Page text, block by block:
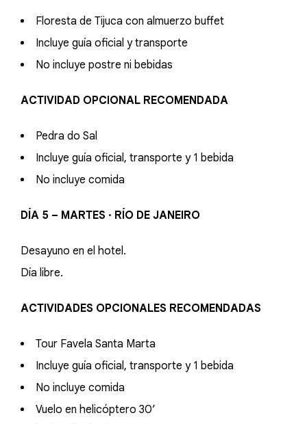
Floresta de Tijuca con almuerzo buffet
Incluye guía oficial y transporte
No incluye postre ni bebidas
ACTIVIDAD OPCIONAL RECOMENDADA
Pedra do Sal
Incluye guía oficial, transporte y 1 bebida
No incluye comida
DÍA 5 – MARTES · RÍO DE JANEIRO
Desayuno en el hotel.
Día libre.
ACTIVIDADES OPCIONALES RECOMENDADAS
Tour Favela Santa Marta
Incluye guía oficial, transporte y 1 bebida
No incluye comida
Vuelo en helicóptero 30’